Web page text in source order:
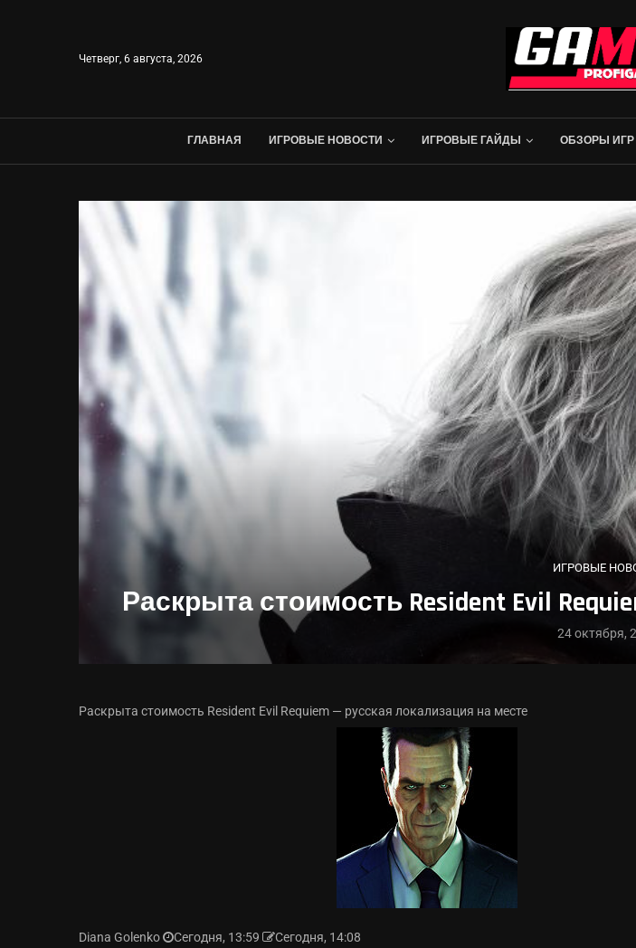
Четверг, 6 августа, 2026
ГЛАВНАЯ ИГРОВЫЕ НОВОСТИ ИГРОВЫЕ ГАЙДЫ ОБЗОРЫ ИГР
ИГРОВЫЕ
Раскрыта стоимость Resident Evil
24 октября,
Раскрыта стоимость Resident Evil Requiem — русская локализация на месте
Diana Golenko Сегодня, 13:59 Сегодня, 14:08